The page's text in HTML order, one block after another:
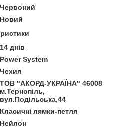
Червоний
Новий
14 днів
Power System
Чехия
ТОВ "АКОРД-УКРАЇНА" 46008
м.Тернопіль,
вул.Подільська,44
Класичні лямки-петля
Нейлон